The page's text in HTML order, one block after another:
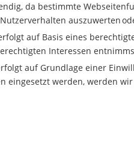
da bestimmte
auszuwerten
auf Basis eines
Interessen
auf Grundlage einer
eingesetzt werden, werden